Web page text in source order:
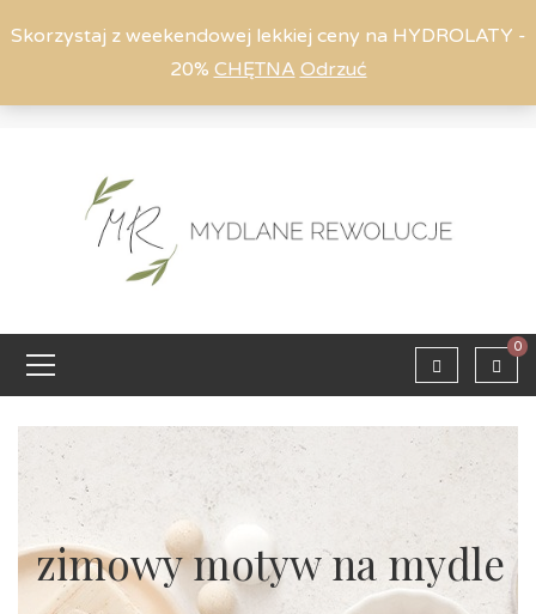
Skorzystaj z weekendowej lekkiej ceny na HYDROLATY -
20% CHĘTNA Odrzuć
0
zimowy motyw na mydle